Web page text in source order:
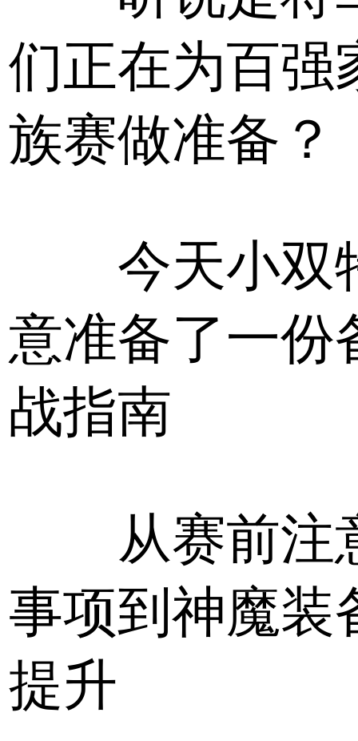
们正在为百强
族赛做准备？
今天小双
意准备了一份
战指南
从赛前注
事项到神魔装
提升